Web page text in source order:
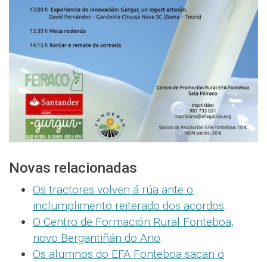
Novas relacionadas
Os tractores volven á rúa ante o
inclumplimento reiterado dos acordos.
O Centro de Formación Rural Fonteboa,
novo Bergantiñán do Ano.
Os alumnos do EFA Fonteboa sacan o